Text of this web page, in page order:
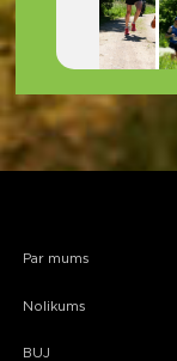
Par mums
Nolikums
BUJ